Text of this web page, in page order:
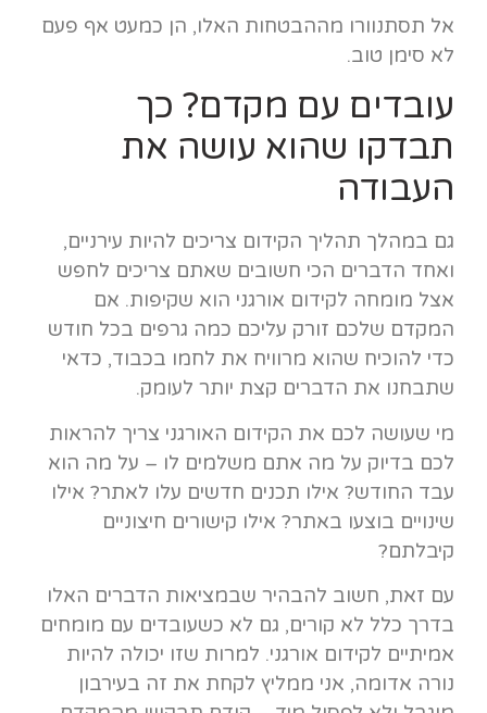
אל תסתנוורו מההבטחות האלו, הן כמעט אף פעם
לא סימן טוב.
עובדים עם מקדם? כך
תבדקו שהוא עושה את
העבודה
גם במהלך תהליך הקידום צריכים להיות עירניים,
ואחד הדברים הכי חשובים שאתם צריכים לחפש
אצל מומחה לקידום אורגני הוא שקיפות. אם
המקדם שלכם זורק עליכם כמה גרפים בכל חודש
כדי להוכיח שהוא מרוויח את לחמו בכבוד, כדאי
שתבחנו את הדברים קצת יותר לעומק.
מי שעושה לכם את הקידום האורגני צריך להראות
לכם בדיוק על מה אתם משלמים לו – על מה הוא
עבד החודש? אילו תכנים חדשים עלו לאתר? אילו
שינויים בוצעו באתר? אילו קישורים חיצוניים
קיבלתם?
עם זאת, חשוב להבהיר שבמציאות הדברים האלו
בדרך כלל לא קורים, גם לא כשעובדים עם מומחים
אמיתיים לקידום אורגני. למרות שזו יכולה להיות
נורה אדומה, אני ממליץ לקחת את זה בעירבון